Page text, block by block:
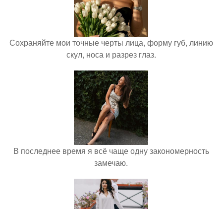
Сохраняйте мои точные черты лица, форму губ, линию
скул, носа и разрез глаз.
В последнее время я всё чаще одну закономерность
замечаю.